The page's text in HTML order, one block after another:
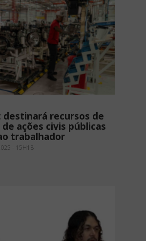
destinará recursos de
ações civis públicas
trabalhador
- 15H18